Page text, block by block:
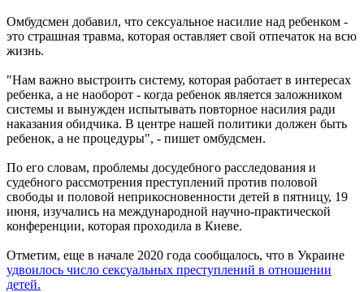
Омбудсмен добавил, что сексуальное насилие над ребенком -
это страшная травма, которая оставляет свой отпечаток на всю
жизнь.
"Нам важно выстроить систему, которая работает в интересах
ребенка, а не наоборот - когда ребенок является заложником
системы и вынужден испытывать повторное насилия ради
наказания обидчика. В центре нашей политики должен быть
ребенок, а не процедуры", - пишет омбудсмен.
По его словам, проблемы досудебного расследования и
судебного рассмотрения преступлений против половой
свободы и половой неприкосновенности детей в пятницу, 19
июня, изучались на международной научно-практической
конференции, которая проходила в Киеве.
Отметим, еще в начале 2020 года сообщалось, что в Украине
удвоилось число сексуальных преступлений в отношении
детей.